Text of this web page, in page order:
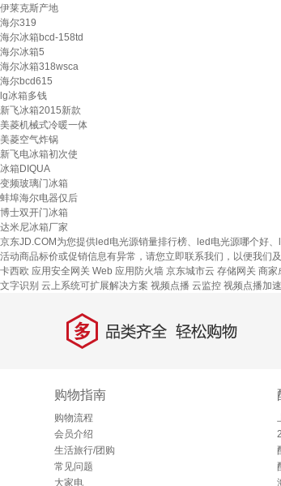
伊莱克斯产地
海尔319
海尔冰箱bcd-158td
海尔冰箱5
海尔冰箱318wsca
海尔bcd615
lg冰箱多钱
新飞冰箱2015新款
美菱机械式冷暖一体
美菱空气炸锅
新飞电冰箱初次使
冰箱DIQUA
变频玻璃门冰箱
蚌埠海尔电器仅后
博士双开门冰箱
达米尼冰箱厂家
京东JD.COM为您提供led电光源销量排行榜、led电光源哪个好
活动商品标价或促销信息有异常，请您立即联系我们，以便我们及
卡西欧 应用安全网关 Web 应用防火墙 京东城市云 存储网关 商家
文字识别 云上系统可扩展解决方案 视频点播 云监控 视频点播加速
多 品类齐全，轻松购物
购物指南
购物流程
会员介绍
生活旅行/团购
常见问题
大家电